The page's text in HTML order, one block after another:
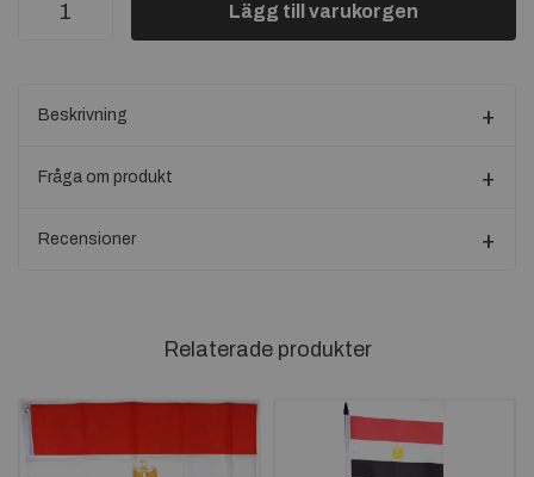
Lägg till varukorgen
Beskrivning
Fråga om produkt
Recensioner
Relaterade produkter